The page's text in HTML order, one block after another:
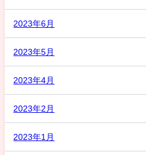
2023年6月
2023年5月
2023年4月
2023年2月
2023年1月